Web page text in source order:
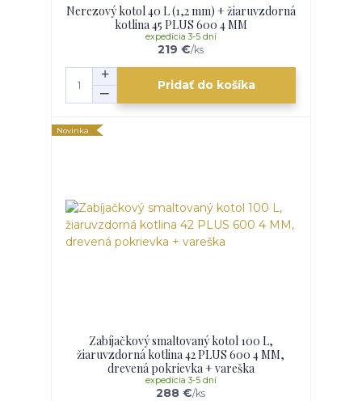
Nerezový kotol 40 L (1,2 mm) + žiaruvzdorná
kotlina 45 PLUS 600 4 MM
219 €/ks
expedícia 3-5 dní
Pridať do košíka
Novinka
Zabíjačkový smaltovaný kotol 100 L,
žiaruvzdorná kotlina 42 PLUS 600 4 MM,
drevená pokrievka + vareška
288 €/ks
expedícia 3-5 dní